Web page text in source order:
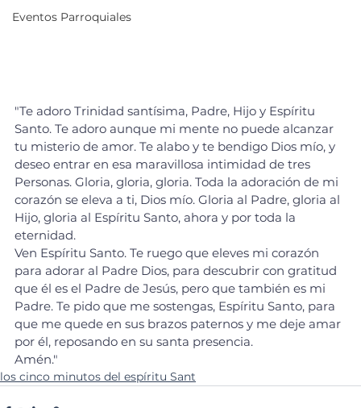
Eventos Parroquiales
"Te adoro Trinidad santísima, Padre, Hijo y Espíritu
Santo. Te adoro aunque mi mente no puede alcanzar
tu misterio de amor. Te alabo y te bendigo Dios mío, y
deseo entrar en esa maravillosa intimidad de tres
Personas. Gloria, gloria, gloria. Toda la adoración de mi
corazón se eleva a ti, Dios mío. Gloria al Padre, gloria al
Hijo, gloria al Espíritu Santo, ahora y por toda la
eternidad.
Ven Espíritu Santo. Te ruego que eleves mi corazón
para adorar al Padre Dios, para descubrir con gratitud
que él es el Padre de Jesús, pero que también es mi
Padre. Te pido que me sostengas, Espíritu Santo, para
que me quede en sus brazos paternos y me deje amar
por él, reposando en su santa presencia.
Amén."
los cinco minutos del espíritu Sant